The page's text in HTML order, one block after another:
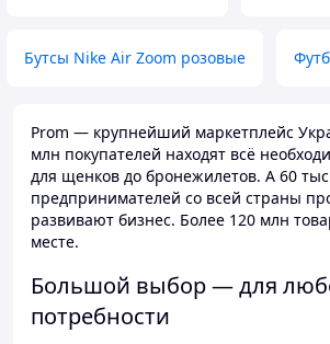
Бутсы Nike Air Zoom розовые
Prom — крупнейший маркетплейс
млн покупателей находят всё
для щенков до бронежилетов. А 60
предпринимателей со всей страны
развивают бизнес. Более 120 млн
месте.
Большой выбор — для
потребности